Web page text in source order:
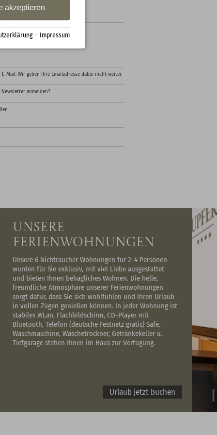
Ihr persönliches Angebot.
Mail. Wir geben Ihre Emailadresse dabei nicht weiter.
anmelden?
Unsere
Ferienwohnungen
Unsere 6 Nichtraucher Wohnungen für 2-4 Personen
wurden für Sie exklusiv, mit viel Liebe ausgestattet
und bieten Ihnen behagliches Wohnen. Die helle,
freundliche Atmosphäre unserer Ferienwohnungen
sorgt dafür, dass Sie sich wohlfühlen und Ihren Urlaub
in vollen Zügen genießen können. In jeder Wohnung ist
stabiles WLan, Flachbildschirm, CD-Player mit
Bluetooth, Telefon (deutsche Festnetz gratis) Safe.
Waschmaschine, Wäschetrockner, Getränkekeller u.
Tiefgarage stehen Ihnen im Haus zur Verfügung.
Urlaub jetzt buchen
akzeptieren
· Impressum